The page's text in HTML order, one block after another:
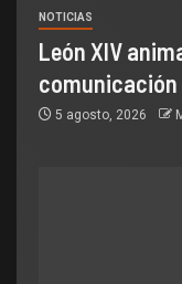
NOTICIAS
León XIV
comunicación
5 agosto, 2026